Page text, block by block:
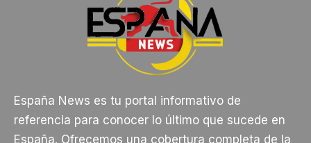
España News es tu portal informativo de
referencia para conocer lo último que sucede en
España. Ofrecemos una cobertura completa de la